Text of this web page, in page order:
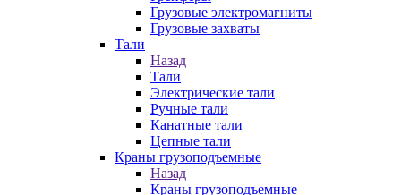
Грузовые электромагниты
Грузовые захваты
Тали
Назад
Тали
Электрические тали
Ручные тали
Канатные тали
Цепные тали
Краны грузоподъемные
Назад
Краны грузоподъемные